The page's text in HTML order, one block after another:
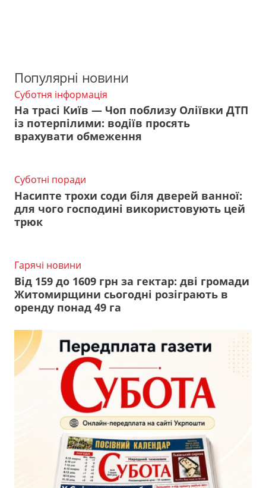
Популярні новини
Суботня інформація
На трасі Київ — Чоп поблизу Оліївки ДТП
із потерпілими: водіїв просять
врахувати обмеження
Суботні поради
Насипте трохи соди біля дверей ванної:
для чого господині використовують цей
трюк
Гарячі новини
Від 159 до 1609 грн за гектар: дві громади
Житомирщини сьогодні розіграють в
оренду понад 49 га